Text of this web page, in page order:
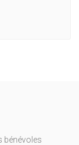
bénévoles